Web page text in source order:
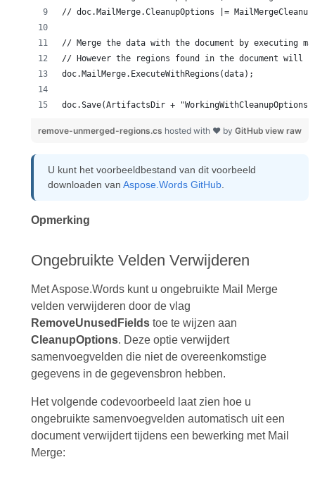
doc.Save(ArtifactsDir +
view raw
remove-unmerged-regions.cs hosted with ❤ by GitHub
U kunt het voorbeeldbestand van dit voorbeeld
downloaden van Aspose.Words GitHub.
Opmerking
Ongebruikte Velden Verwijderen
Met Aspose.Words kunt u ongebruikte Mail Merge
velden verwijderen door de vlag
RemoveUnusedFieldstoe te wijzen aan
CleanupOptions. Deze optie verwijdert
samenvoegvelden die niet de overeenkomstige
gegevens in de gegevensbron hebben.
Het volgende codevoorbeeld laat zien hoe u
ongebruikte samenvoegvelden automatisch uit een
document verwijdert tijdens een bewerking met Mail
Merge: